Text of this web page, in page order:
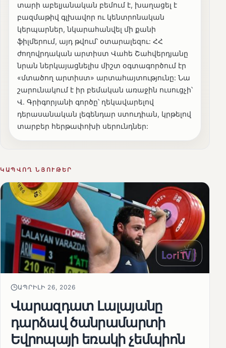
տարի աբելյանական բեմում է, խաղացել է
բազմաթիվ գլխավոր ու կենտրոնական
կերպարներ, նկարահանվել մի քանի
ֆիլմերում, այդ թվում՝ օտարալեզու: ՀՀ
ժողովրդական արտիստ Վահե Շահվերդյանը
նրան ներկայացնելիս միշտ օգտագործում էր
«մտածող արտիստ» արտահայտությունը: Նա
շարունակում է իր բեմական առաջին ուսուցչի՝
Վ. Գրիգորյանի գործը՝ ղեկավարելով
դերասանական լեգենդար ստուդիան, կրթելով
տարբեր հերթափոխի սերունդներ:
ԿԱՊՎՈՂ ՆՅՈՒԹԵՐ
ԱՊՐԻԼԻ 26, 2026
Վարազդատ Լալայանը
դարձավ ծանրամարտի
Եվրոպայի եռակի չեմպիոն